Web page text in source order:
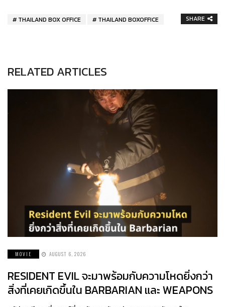
THAILAND BOX OFFICE THAILAND BOXOFFICE SHARE
RELATED ARTICLES
MOVIE AUGUST 6, 2026
RESIDENT EVIL จะมาพร้อมกับความโหดยิ่งกว่า
สิ่งที่เคยเกิดขึ้นใน BARBARIAN และ WEAPONS